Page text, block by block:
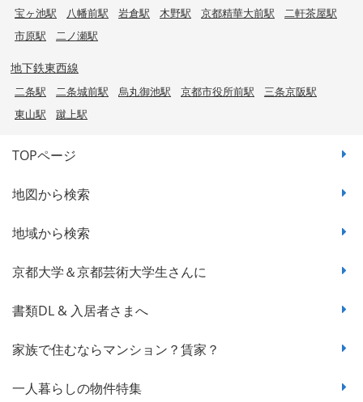
宝ヶ池駅 八幡前駅 岩倉駅 木野駅 京都精華大前駅
二軒茶屋駅
市原駅
二ノ瀬駅
地下鉄東西線
二条駅 二条城前駅 烏丸御池駅 京都市役所前駅
三条京阪駅
東山駅
蹴上駅
TOPページ
地図から検索
地域から検索
京都大学＆京都芸術大学生さんに
書類DL & 入居者さまへ
家族で住むならマンション？賃家？
一人暮らしの物件特集